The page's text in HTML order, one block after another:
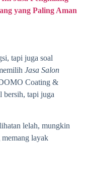
yang Paling Aman
tapi juga soal
Jasa Salon
Coating &
bersih, tapi juga
lelah, mungkin
layak